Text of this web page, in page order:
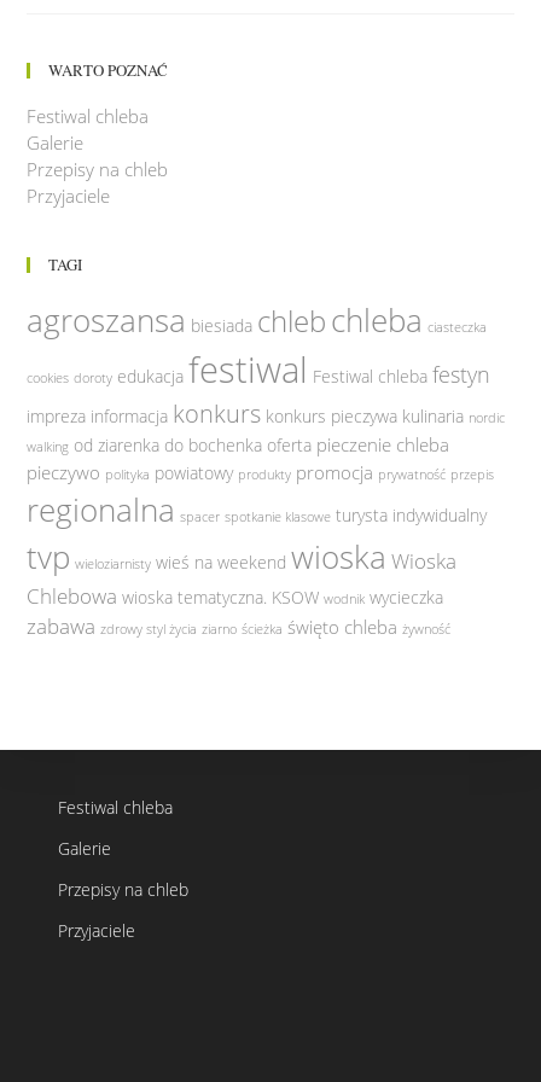
WARTO POZNAĆ
Festiwal chleba
Galerie
Przepisy na chleb
Przyjaciele
TAGI
agroszansa biesiada chlebchleba ciasteczka
cookies doroty edukacja festiwal Festiwal chleba festyn
impreza informacja konkurs konkurs pieczywa kulinaria nordic
walking od ziarenka do bochenka oferta pieczenie chleba
pieczywo polityka powiatowy produkty promocja prywatność przepis
regionalna spacer spotkanie klasowe turysta indywidualny
tvp wieloziarnisty wieś na weekend wioska Wioska
Chlebowa wioska tematyczna. KSOW wodnik wycieczka
zabawa zdrowy styl życia ziarno ścieżka święto chleba żywność
Festiwal chleba
Galerie
Przepisy na chleb
Przyjaciele